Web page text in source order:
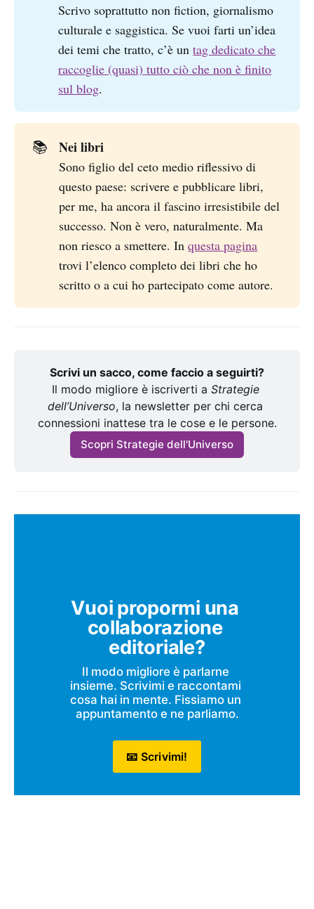
Scrivo soprattutto non fiction, giornalismo
culturale e saggistica. Se vuoi farti un’idea
dei temi che tratto, c’è untag dedicato che
raccoglie (quasi) tutto ciò che non è finito
sul blog.
📚 Nei libri
Sono figlio del ceto medio riflessivo di
questo paese: scrivere e pubblicare libri,
per me, ha ancora il fascino irresistibile del
successo. Non è vero, naturalmente. Ma
non riesco a smettere. Inquesta pagina
trovi l’elenco completo dei libri che ho
scritto o a cui ho partecipato come autore.
Scrivi un sacco, come faccio a seguirti?
Il modo migliore è iscriverti a Strategie
dell’Universo, la newsletter per chi cerca
connessioni inattese tra le cose e le persone.
Scopri Strategie dell'Universo
Vuoi propormi una
collaborazione
editoriale?
Il modo migliore è parlarne
insieme. Scrivimi e raccontami
cosa hai in mente. Fissiamo un
appuntamento e ne parliamo.
📧 Scrivimi!